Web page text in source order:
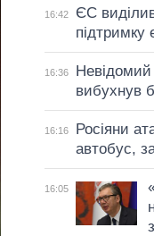
16:42
ЄС
підтримку
16:36
Невідомий
вибухнув
16:16
Росіяни
автобус,
16:05